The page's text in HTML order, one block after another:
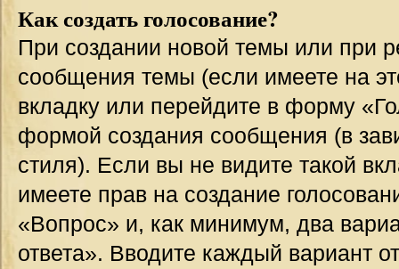
Как создать голосование?
При создании новой темы или при
сообщения темы (если имеете на
вкладку или перейдите в форму
формой создания сообщения (в
стиля). Если вы не видите такой
имеете прав на создание
«Вопрос» и, как минимум, два
ответа». Вводите каждый вариант